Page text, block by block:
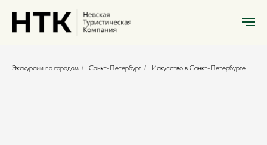
Экскурсии по городам / Санкт-Петербург / Искусство в Санкт-Петербурге